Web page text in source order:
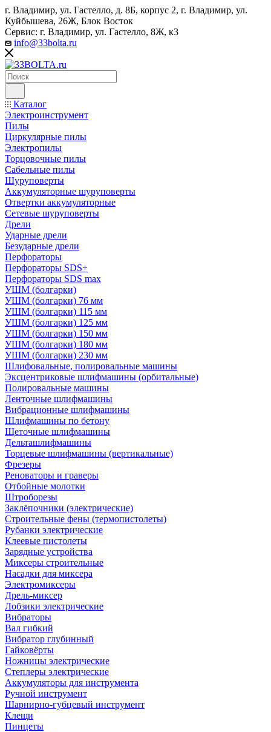
г. Владимир, ул. Гастелло, д. 8Б, корпус 2, г. Владимир, ул. ​
Куйбышева, 26Ж, Блок Восток
Сервис: г. Владимир, ул. Гастелло, 8Ж, к3
info@33bolta.ru
Каталог
Электроинструмент
Пилы
Циркулярные пилы
Электропилы
Торцовочные пилы
Сабельные пилы
Шуруповерты
Аккумуляторные шуруповерты
Отвертки аккумуляторные
Сетевые шуруповерты
Дрели
Ударные дрели
Безударные дрели
Перфораторы
Перфораторы SDS+
Перфораторы SDS max
УШМ (болгарки)
УШМ (болгарки) 76 мм
УШМ (болгарки) 115 мм
УШМ (болгарки) 125 мм
УШМ (болгарки) 150 мм
УШМ (болгарки) 180 мм
УШМ (болгарки) 230 мм
Шлифовальные, полировальные машины
Эксцентриковые шлифмашины (орбитальные)
Полировальные машины
Ленточные шлифмашины
Вибрационные шлифмашины
Шлифмашины по бетону
Щеточные шлифмашины
Дельташлифмашины
Торцевые шлифмашины (вертикальные)
Фрезеры
Реноваторы и граверы
Отбойные молотки
Штроборезы
Заклёпочники (электрические)
Строительные фены (термопистолеты)
Рубанки электрические
Клеевые пистолеты
Зарядные устройства
Миксеры строительные
Насадки для миксера
Электромиксеры
Дрель-миксер
Лобзики электрические
Вибраторы
Вал гибкий
Вибратор глубинный
Гайковёрты
Ножницы электрические
Степлеры электрические
Аккумуляторы для инструмента
Ручной инструмент
Шарнирно-губцевый инструмент
Клещи
Пинцеты